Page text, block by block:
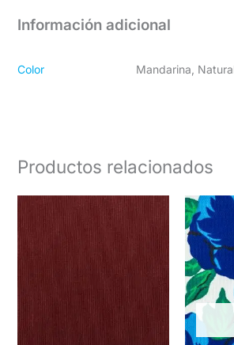
Información adicional
Color Mandarina,
Productos relacionados